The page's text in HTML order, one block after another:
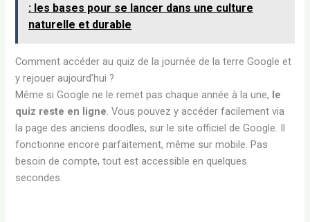
: les bases pour se lancer dans une culture
naturelle et durable
Comment accéder au quiz de la journée de la terre Google et
y rejouer aujourd’hui ?
Même si Google ne le remet pas chaque année à la une, le
quiz reste en ligne. Vous pouvez y accéder facilement via
la page des anciens doodles, sur le site officiel de Google. Il
fonctionne encore parfaitement, même sur mobile. Pas
besoin de compte, tout est accessible en quelques
secondes.